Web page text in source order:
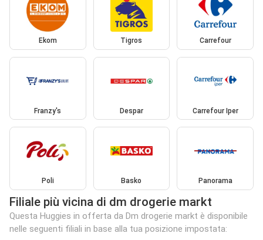
Ekom Tigros Carrefour
Franzy's Despar Carrefour Iper
Poli Basko Panorama
Filiale più vicina di dm drogerie markt
Questa Huggies in offerta da Dm drogerie markt è disponibile
nelle seguenti filiali in base alla tua posizione impostata: